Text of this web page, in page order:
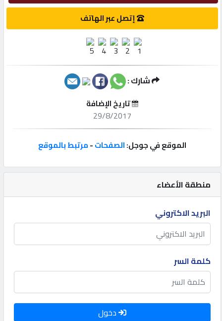
إتصل
إعلانات
المنتدى
كيو
مزاد
كيو
نمبر
منطقة الأعضاء
البريد الاكتروني
كلمة السر
دخول
إتصل عبر الهاتف
شارك :
تاريخ الإضافة
29/8/2017
الموقع في جوجل:الصفحات-مرتبط بالموقع